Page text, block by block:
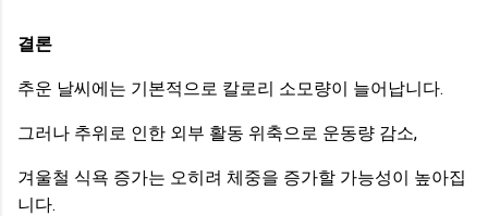
결론
추운 날씨에는 기본적으로 칼로리 소모량이 늘어납니다.
그러나 추위로 인한 외부 활동 위축으로 운동량 감소,
겨울철 식욕 증가는 오히려 체중을 증가할 가능성이 높아집
니다.